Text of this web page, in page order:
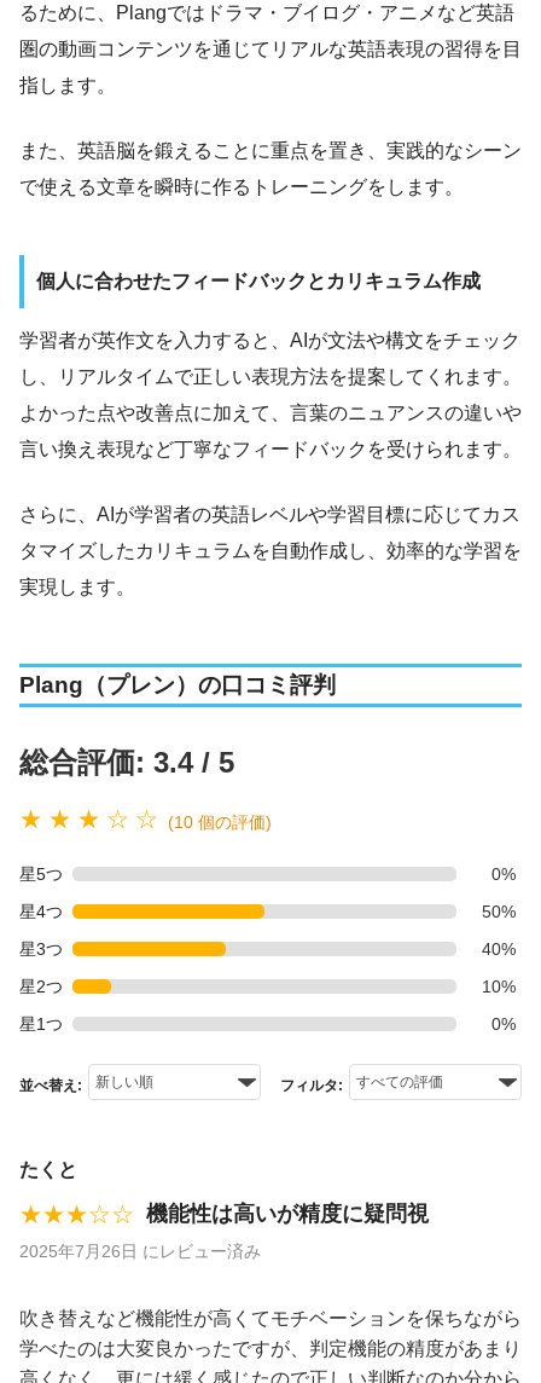
るために、Plangではドラマ・ブイログ・アニメなど英語
圏の動画コンテンツを通じてリアルな英語表現の習得を目
指します。
また、英語脳を鍛えることに重点を置き、実践的なシーン
で使える文章を瞬時に作るトレーニングをします。
個人に合わせたフィードバックとカリキュラム作成
学習者が英作文を入力すると、AIが文法や構文をチェック
し、リアルタイムで正しい表現方法を提案してくれます。
よかった点や改善点に加えて、言葉のニュアンスの違いや
言い換え表現など丁寧なフィードバックを受けられます。
さらに、AIが学習者の英語レベルや学習目標に応じてカス
タマイズしたカリキュラムを自動作成し、効率的な学習を
実現します。
Plang（プレン）の口コミ評判
総合評価: 3.4 / 5
★ ★ ★ ☆ ☆ (10 個の評価)
星5つ
0%
星4つ
50%
星3つ
40%
星2つ
10%
星1つ
0%
並べ替え: フィルタ:
たくと
★★★☆☆ 機能性は高いが精度に疑問視
2025年7月26日 にレビュー済み
吹き替えなど機能性が高くてモチベーションを保ちながら
学べたのは大変良かったですが、判定機能の精度があまり
高くなく、更には緩く感じたので正しい判断なのか分から